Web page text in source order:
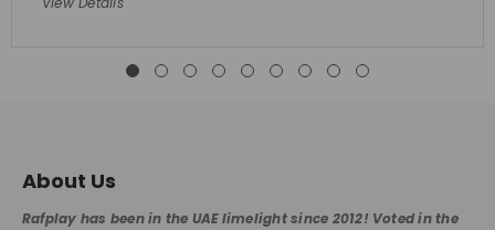
About Us
Rafplay has been in the UAE limelight since 2012! Voted in the